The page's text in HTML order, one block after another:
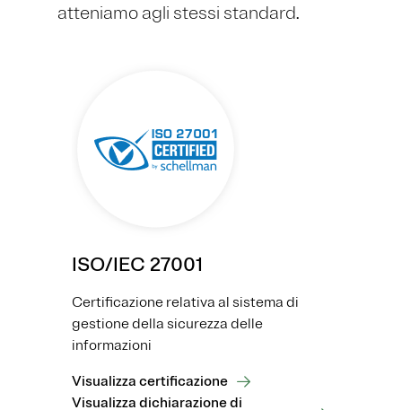
atteniamo agli stessi standard.
ISO/IEC 27001
Certificazione relativa al sistema di
gestione della sicurezza delle
informazioni
Visualizza certificazione
Visualizza dichiarazione di